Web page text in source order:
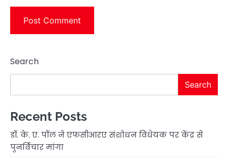
Search
Search
Recent Posts
डॉ. के. ए. पॉल ने एफसीआरए संशोधन विधेयक पर केंद्र से
पुनर्विचार मांगा